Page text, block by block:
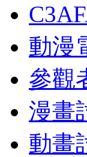
動漫
參觀
漫畫
動畫